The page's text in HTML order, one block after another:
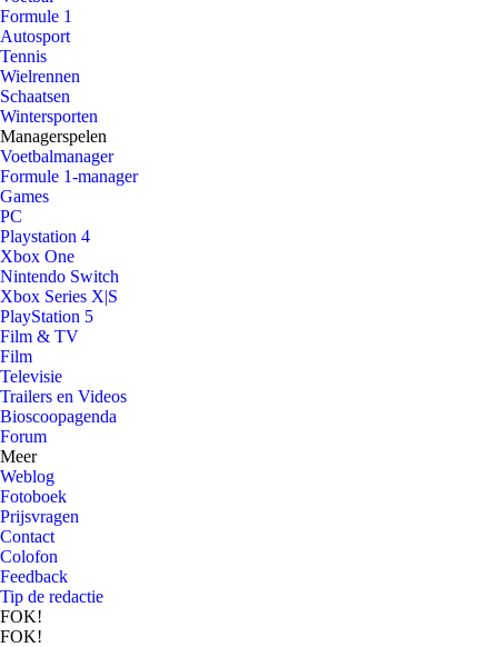
Formule 1
Autosport
Tennis
Wielrennen
Schaatsen
Wintersporten
Managerspelen
Voetbalmanager
Formule 1-manager
Games
PC
Playstation 4
Xbox One
Nintendo Switch
Xbox Series X|S
PlayStation 5
Film & TV
Film
Televisie
Trailers en Videos
Bioscoopagenda
Forum
Meer
Weblog
Fotoboek
Prijsvragen
Contact
Colofon
Feedback
Tip de redactie
FOK!
FOK!